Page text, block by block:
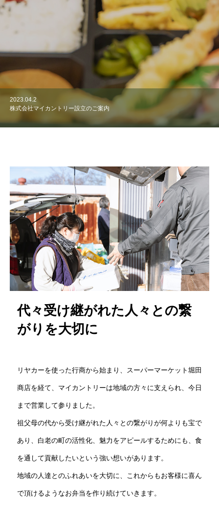
2023.04.2
株式会社マイカントリー設立のご案内
代々受け継がれた人々との繋
がりを大切に
リヤカーを使った行商から始まり、スーパーマーケット堀田
商店を経て、マイカントリーは地域の方々に支えられ、今日
まで営業して参りました。
祖父母の代から受け継がれた人々との繋がりが何よりも宝で
あり、白老の町の活性化、魅力をアピールするためにも、食
を通して貢献したいという強い想いがあります。
地域の人達とのふれあいを大切に、これからもお客様に喜ん
で頂けるようなお弁当を作り続けていきます。